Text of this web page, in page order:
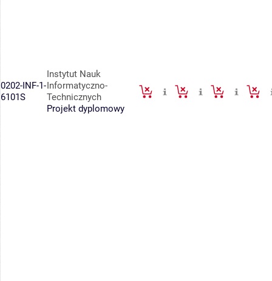
0202-INF-1-
6101S
Instytut Nauk
Informatyczno-
Technicznych
Projekt dyplomowy